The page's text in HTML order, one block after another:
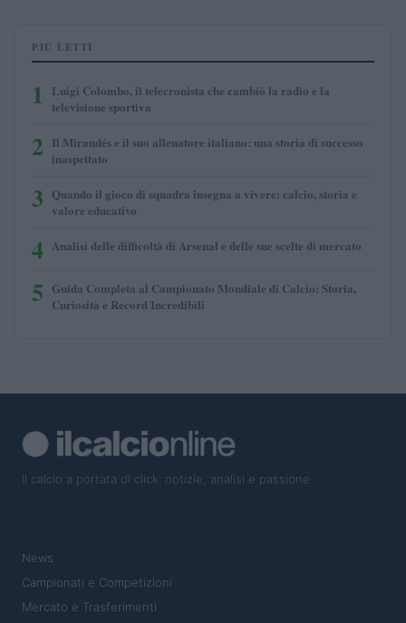
PIÙ LETTI
1
Luigi Colombo, il telecronista che cambiò la radio e la
televisione sportiva
2 Il Mirandés e il suo allenatore italiano: una storia di successo
inaspettato
3 Quando il gioco di squadra insegna a vivere: calcio, storia e
valore educativo
4 Analisi delle difficoltà di Arsenal e delle sue scelte di mercato
5 Guida Completa al Campionato Mondiale di Calcio: Storia,
Curiosità e Record Incredibili
Il calcio a portata di click: notizie, analisi e passione
News
Campionati e Competizioni
Mercato e Trasferimenti